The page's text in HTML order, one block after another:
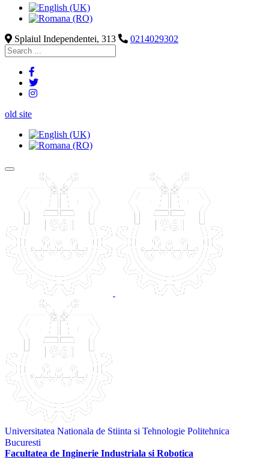
Splaiul Independentei, 313 0214029302
old site
Universitatea Nationala de Stiinta si Tehnologie Politehnica
Bucuresti
Facultatea de Inginerie Industriala si Robotica